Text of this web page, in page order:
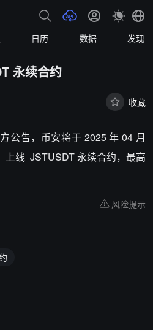
日历 数据 发现
永续合约
收藏
公告，币安将于 2025 年 04 月
上线 JSTUSDT 永续合约，最高
风险提示